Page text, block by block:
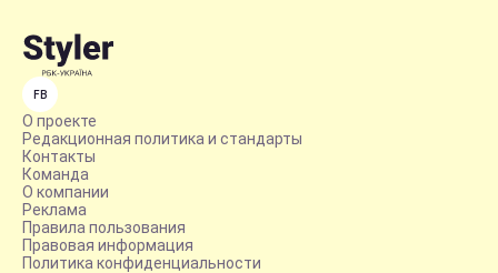
FB
О проекте
Редакционная политика и стандарты
Контакты
Команда
О компании
Реклама
Правила пользования
Правовая информация
Политика конфиденциальности